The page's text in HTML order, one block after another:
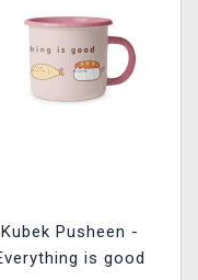
Kubek Pusheen -
is good